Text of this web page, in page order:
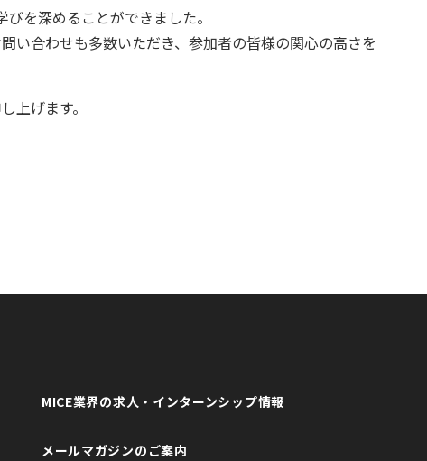
を深めることができました。
い合わせも多数いただき、参加者の皆様の関心の高さを
上げます。
MICE業界の求人・インターンシップ情報
メールマガジンのご案内